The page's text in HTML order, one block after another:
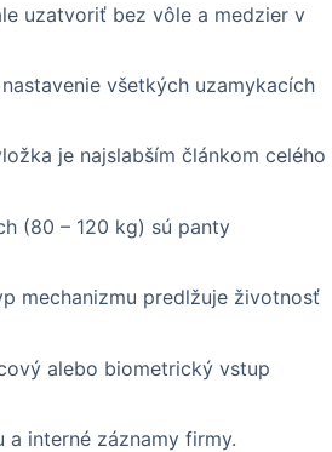
uzatvoriť bez vôle a medzier v
všetkých uzamykacích
je najslabším článkom celého
(80 – 120 kg) sú panty
mechanizmu predlžuje životnosť
alebo biometrický vstup
interné záznamy firmy.